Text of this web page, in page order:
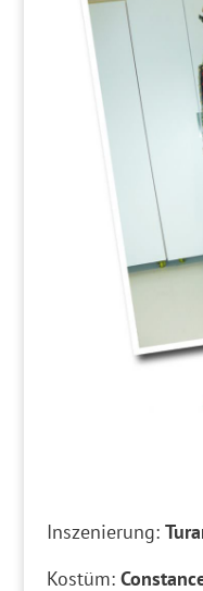
Inszenierung:
Kostüm: